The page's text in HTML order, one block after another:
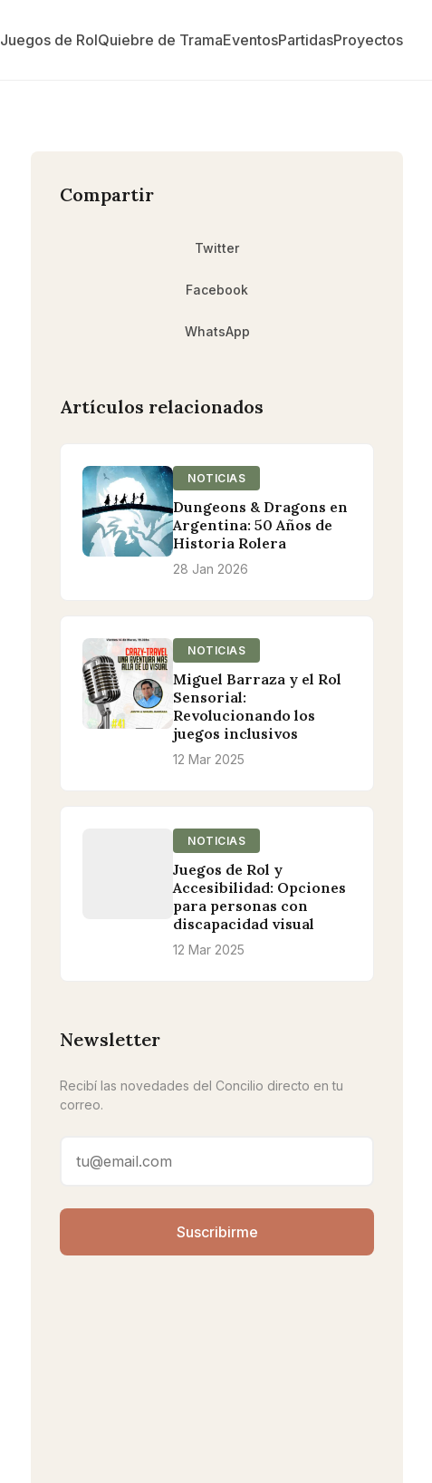
Juegos de RolQuiebre de TramaEventosPartidasProyectos
Compartir
Twitter
Facebook
WhatsApp
Artículos relacionados
NOTICIAS
Dungeons & Dragons en
Argentina: 50 Años de
Historia Rolera
28 Jan 2026
NOTICIAS
Miguel Barraza y el Rol
Sensorial:
Revolucionando los
juegos inclusivos
12 Mar 2025
NOTICIAS
Juegos de Rol y
Accesibilidad: Opciones
para personas con
discapacidad visual
12 Mar 2025
Newsletter
Recibí las novedades del Concilio directo en tu
correo.
Suscribirme